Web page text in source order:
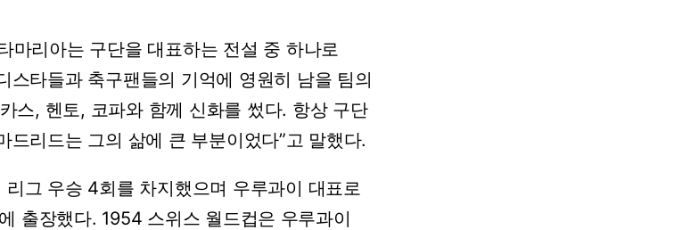
마리아는 구단을 대표하는 전설 중 하나로
스타들과 축구팬들의 기억에 영원히 남을 팀의
스, 헨토, 코파와 함께 신화를 썼다. 항상 구단
드리드는 그의 삶에 큰 부분이었다”고 말했다.
리그 우승 4회를 차지했으며 우루과이 대표로
출장했다. 1954 스위스 월드컵은 우루과이